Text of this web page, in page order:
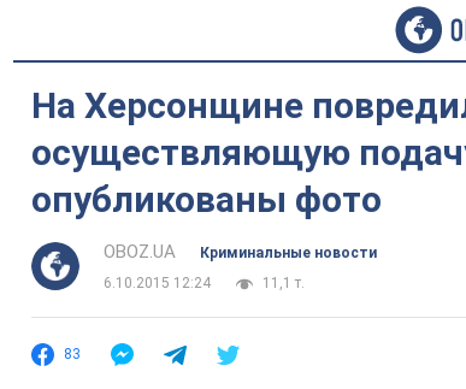
На Херсонщине
осуществляющую
опубликованы фото
OBOZ.UA
Криминальные новости
6.10.2015 12:24
11,1 т.
83